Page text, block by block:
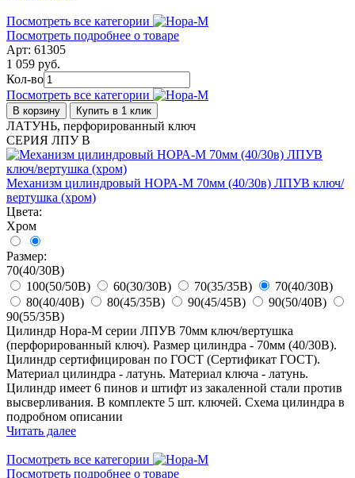
Посмотреть все категории
Посмотреть подробнее о товаре
Арт: 61305
1 059 руб.
Кол-во
Посмотреть все категории
В корзину Купить в 1 клик
ЛАТУНЬ, перфорированный ключ
СЕРИЯ ЛПУ В
Механизм цилиндровый НОРА-М 70мм (40/30в) ЛПУВ ключ/
вертушка (хром)
Цвета:
Хром
Размер:
70(40/30В)
100(50/50В)
60(30/30В) 70(35/35В)
70(40/30В)
80(40/40В)
80(45/35В) 90(45/45В)
90(50/40В)
90(55/35В)
Цилиндр Нора-М серии ЛПУВ 70мм ключ/вертушка
(перфорированный ключ). Размер цилиндра - 70мм (40/30В).
Цилиндр сертифицирован по ГОСТ (Сертификат ГОСТ).
Материал цилиндра - латунь. Материал ключа - латунь.
Цилиндр имеет 6 пинов и штифт из закаленной стали против
высверливания. В комплекте 5 шт. ключей. Схема цилиндра в
подробном описании
Читать далее
Посмотреть все категории
Посмотреть подробнее о товаре